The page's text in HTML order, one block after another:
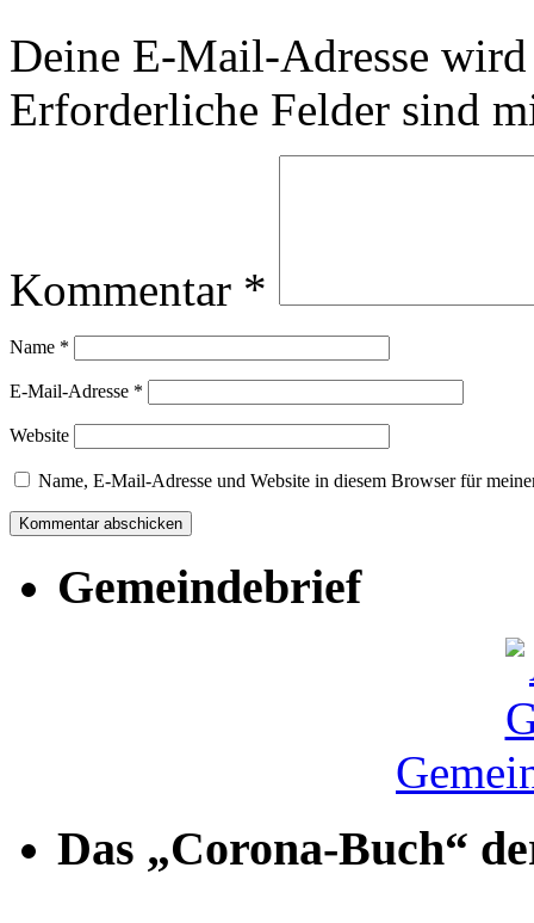
Deine E-Mail-Adresse
Erforderliche Felder sind
Kommentar *
Name *
E-Mail-Adresse *
Website
Name, E-Mail-Adresse und Website in diesem Browser für
Gemeindebrief
Das „Corona-Buch“